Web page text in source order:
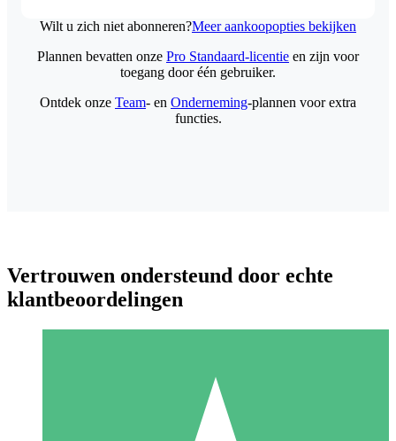
Wilt u zich niet abonneren?Meer aankoopopties bekijken
Individuele Creditpakketten
Plannen bevatten onze Pro Standaard-licentie en zijn voor
toegang door één gebruiker.
Ontdek onze Team- en Onderneming-plannen voor extra
functies.
Vertrouwen ondersteund door echte
klantbeoordelingen